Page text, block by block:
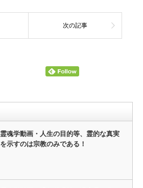
次の記事
霊魂学動画・人生の目的等、霊的な真実
を示すのは宗教のみである！